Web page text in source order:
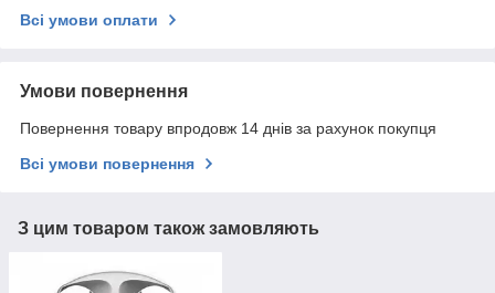
Всі умови оплати
Умови повернення
Повернення товару впродовж 14 днів за рахунок покупця
Всі умови повернення
З цим товаром також замовляють